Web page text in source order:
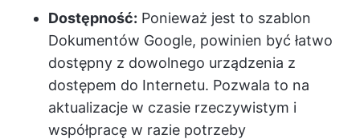
Dostępność: Ponieważ jest to szablon
Dokumentów Google, powinien być łatwo
dostępny z dowolnego urządzenia z
dostępem do Internetu. Pozwala to na
aktualizacje w czasie rzeczywistym i
współpracę w razie potrzeby